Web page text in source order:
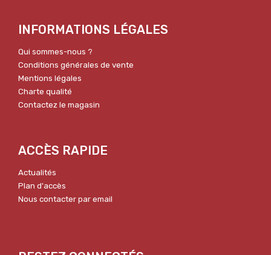
INFORMATIONS LÉGALES
Qui sommes-nous ?
Conditions générales de vente
Mentions légales
Charte qualité
Contactez le magasin
ACCÈS RAPIDE
Actualités
Plan d'accès
Nous contacter par email